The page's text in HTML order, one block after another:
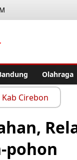
Olahraga
Kab Cirebon
pohon